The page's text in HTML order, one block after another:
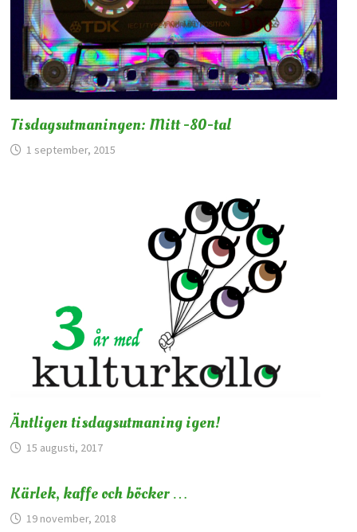
Tisdagsutmaningen: Mitt -80-tal
1 september, 2015
Äntligen tisdagsutmaning igen!
15 augusti, 2017
Kärlek, kaffe och böcker …
19 november, 2018